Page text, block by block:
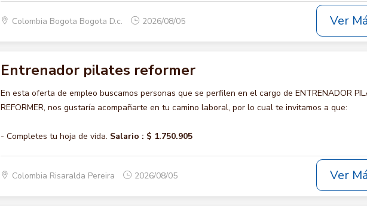
Colombia Bogota Bogota D.c. 2026/08/05 Ver
Entrenador pilates reformer
En esta oferta de empleo buscamos personas que se perfilen en el cargo de ENTRENADOR
REFORMER, nos gustaría acompañarte en tu camino laboral, por lo cual te invitamos a que:
- Completes tu hoja de vida. Salario : $ 1.750.905
Colombia Risaralda Pereira 2026/08/05 Ver